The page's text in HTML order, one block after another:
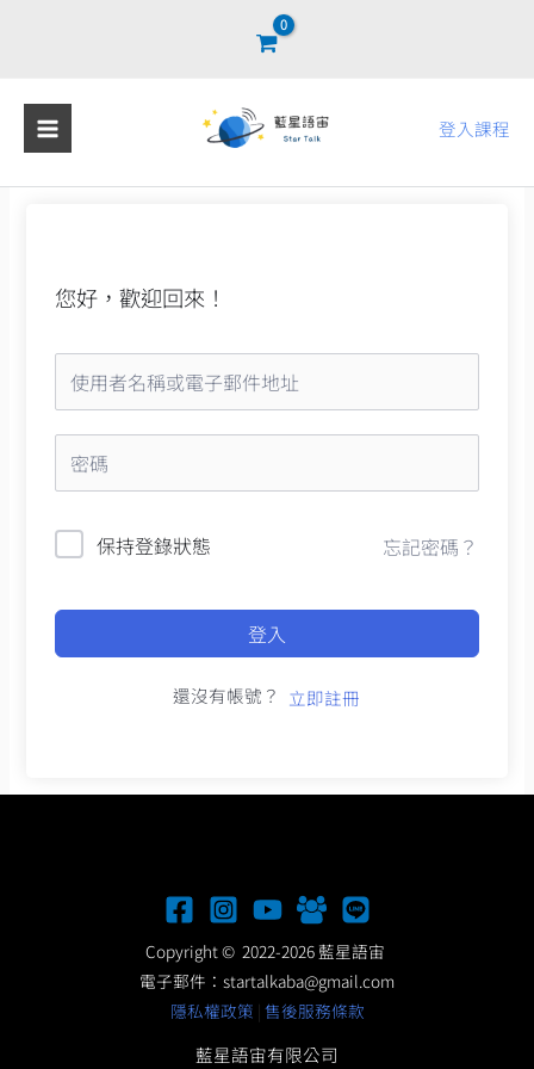
登入課程
您好，歡迎回來！
保持登錄狀態 忘記密碼？
登入
還沒有帳號？ 立即註冊
Copyright © 2022-2026 藍星語宙
電子郵件： startalkaba@gmail.com
隱私權政策 | 售後服務條款
藍星語宙有限公司